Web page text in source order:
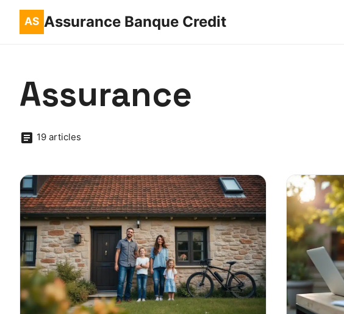
Assurance Banque Credit
Assurance
19 articles